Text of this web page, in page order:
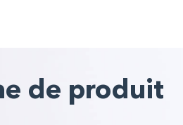
de produit